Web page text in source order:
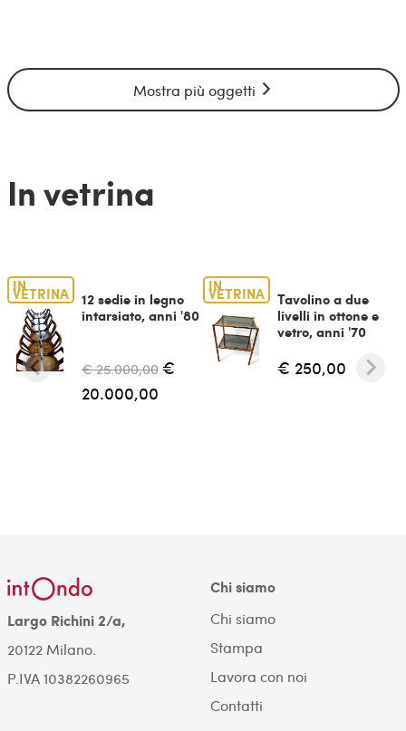
Mostra più oggetti
In vetrina
IN
VETRINA
12 sedie in legno
intarsiato, anni '80
€ 25.000,00 €
20.000,00
IN
VETRINA
Tavolino a due
livelli in ottone e
vetro, anni '70
€ 250,00
Largo Richini 2/a,
20122 Milano.
P.IVA 10382260965
Chi siamo
Chi siamo
Stampa
Lavora con noi
Contatti